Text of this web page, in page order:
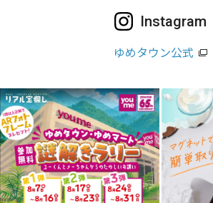
Instagram
ゆめタウン公式